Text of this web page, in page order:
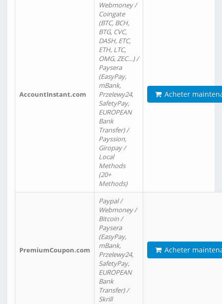
AccountInstant.com
Webmoney /
Coingate
(BTC, BCH,
BTG, CVC,
DASH, ETC,
ETH, LTC,
OMG, ZEC…) /
Paysera
(EasyPay,
mBank,
Przelewy24,
SafetyPay,
EUROPEAN
Bank
Transfer) /
Payssion,
Giropay /
Local
Methods
(20+
Methods)
Acheter
PremiumCoupon.com
Paypal /
Webmoney /
Bitcoin /
Paysera
(EasyPay,
mBank,
Przelewy24,
SafetyPay,
EUROPEAN
Bank
Transfer) /
Skrill
Acheter